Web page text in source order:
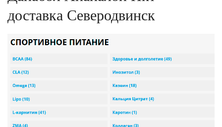
доставка Северодвинск